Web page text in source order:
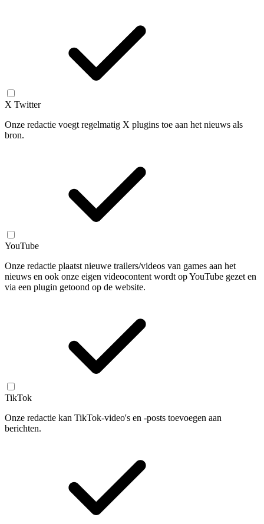
X Twitter
Onze redactie voegt regelmatig X plugins toe aan het nieuws als
bron.
YouTube
Onze redactie plaatst nieuwe trailers/videos van games aan het
nieuws en ook onze eigen videocontent wordt op YouTube gezet en
via een plugin getoond op de website.
TikTok
Onze redactie kan TikTok-video's en -posts toevoegen aan
berichten.